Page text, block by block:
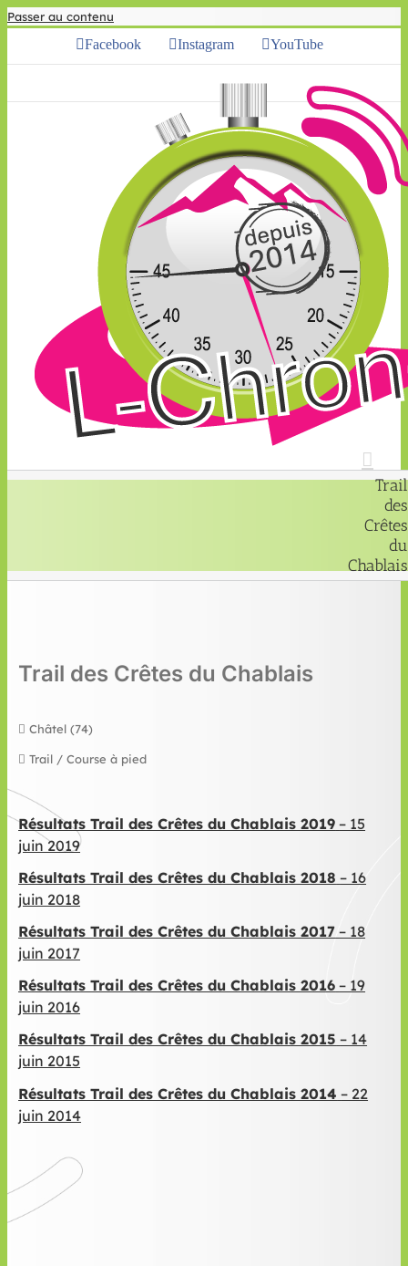
Passer au contenu
Facebook Instagram YouTube
Trail
des
Crêtes
du
Chablais
Trail des Crêtes du Chablais
Châtel (74)
Trail / Course à pied
Résultats Trail des Crêtes du Chablais 2019 – 15
juin 2019
Résultats Trail des Crêtes du Chablais 2018 – 16
juin 2018
Résultats Trail des Crêtes du Chablais 2017 – 18
juin 2017
Résultats Trail des Crêtes du Chablais 2016 – 19
juin 2016
Résultats Trail des Crêtes du Chablais 2015 – 14
juin 2015
Résultats Trail des Crêtes du Chablais 2014 – 22
juin 2014